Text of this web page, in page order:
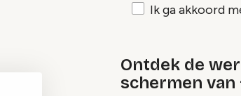
Ik ga akkoord
Ontdek de
schermen